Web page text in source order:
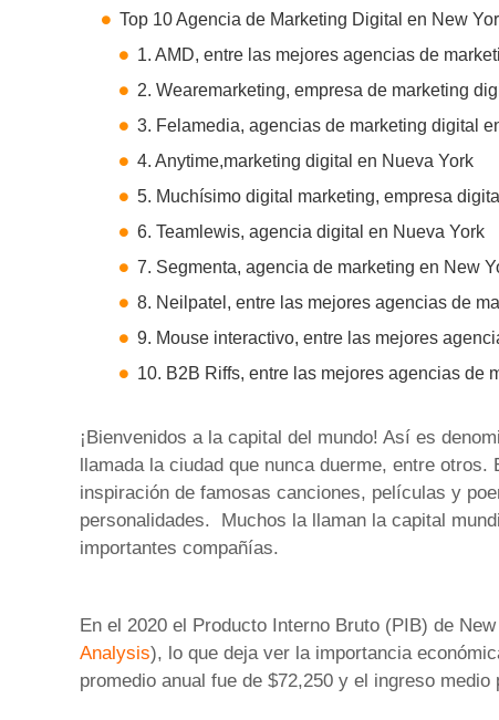
Top 10 Agencia de Marketing Digital en New
1. AMD, entre las mejores agencias de
2. Wearemarketing, empresa de marketing
3. Felamedia, agencias de marketing digital
4. Anytime,marketing digital en Nueva York
5. Muchísimo digital marketing, empresa
6. Teamlewis, agencia digital en Nueva York
7. Segmenta, agencia de marketing en New
8. Neilpatel, entre las mejores agencias de
9. Mouse interactivo, entre las mejores
10. B2B Riffs, entre las mejores agencias de
¡Bienvenidos a la capital del mundo! Así es
llamada la ciudad que nunca duerme, entre
inspiración de famosas canciones, películas y
personalidades. Muchos la llaman la capital
importantes compañías.
En el 2020 el Producto Interno Bruto (PIB) de
Analysis), lo que deja ver la importancia
promedio anual fue de $72,250 y el ingreso